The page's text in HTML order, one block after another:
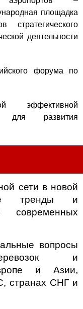
площадка
деятельности
форума по
эффективной
для развития
сети в новой
тренды и
современных
вопросы
и
и Азии,
странах СНГ и